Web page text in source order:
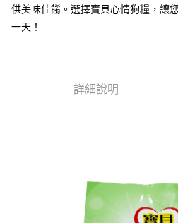
【「AFTEE先享後付」結帳流程】
ATM／網路銀行／等多元方式進行付款，
１．透過由恩沛科技股份有限公司提供之
易，需依本服務之必要範圍內提供個人資
全家取貨付款
每筆NT$60，滿NT$599(含以上)免運費
每筆NT$120，滿NT$899(含以上)免
供美味佳餚。選擇寶貝心情狗糧，讓
一天！
詳細說明